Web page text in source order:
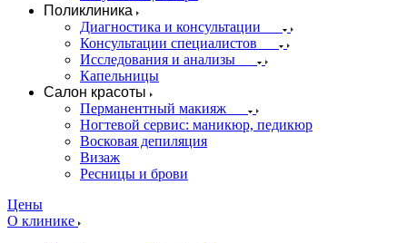
Поликлиника
Диагностика и консультации
Консультации специалистов
Исследования и анализы
Капельницы
Салон красоты
Перманентный макияж
Ногтевой сервис: маникюр, педикюр
Восковая депиляция
Визаж
Ресницы и брови
Цены
О клинике